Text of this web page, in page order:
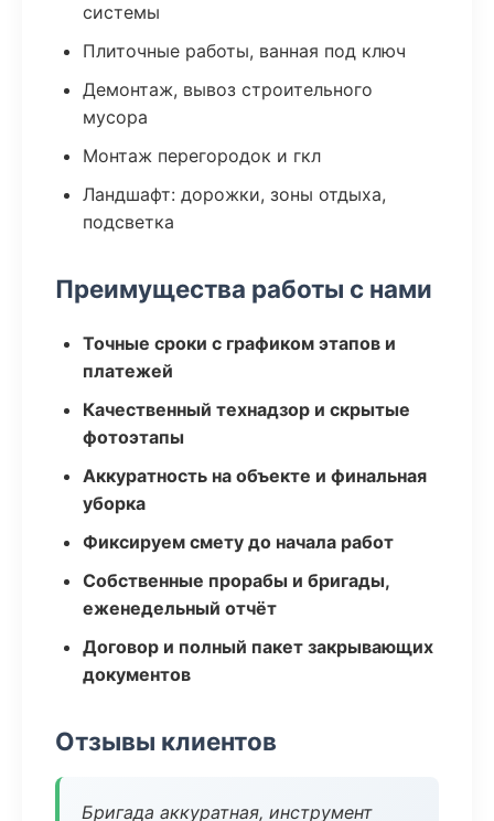
системы
Плиточные работы, ванная под ключ
Демонтаж, вывоз строительного
мусора
Монтаж перегородок и гкл
Ландшафт: дорожки, зоны отдыха,
подсветка
Преимущества работы с нами
Точные сроки с графиком этапов и
платежей
Качественный технадзор и скрытые
фотоэтапы
Аккуратность на объекте и финальная
уборка
Фиксируем смету до начала работ
Собственные прорабы и бригады,
еженедельный отчёт
Договор и полный пакет закрывающих
документов
Отзывы клиентов
Бригада аккуратная, инструмент